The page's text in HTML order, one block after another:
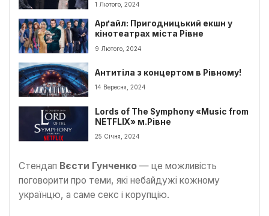
1 Лютого, 2024
Арґайл: Пригодницький екшн у
кінотеатрах міста Рівне
9 Лютого, 2024
Антитіла з концертом в Рівному!
14 Вересня, 2024
Lords of The Symphony «Music from
NETFLIX» м.Рівне
25 Січня, 2024
Стендап Вєсти Гунченко — це можливість
поговорити про теми, які небайдужі кожному
українцю, а саме секс і корупцію.